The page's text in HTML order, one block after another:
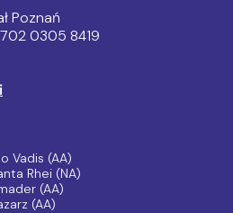
Poznań
0305 8419
Vadis (AA)
Rhei (NA)
(AA)
(AA)